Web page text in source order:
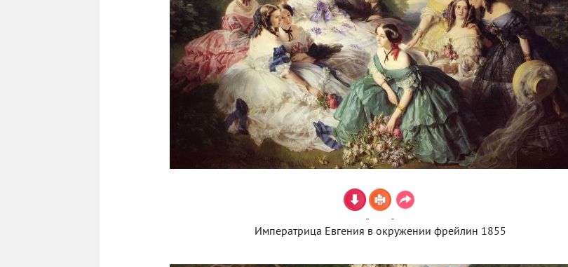
Императрица Евгения в окружении фрейлин 1855